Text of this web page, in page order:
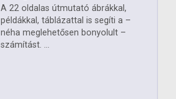
A 22 oldalas útmutató ábrákkal,
példákkal, táblázattal is segíti a –
néha meglehetősen bonyolult –
számítást. ...